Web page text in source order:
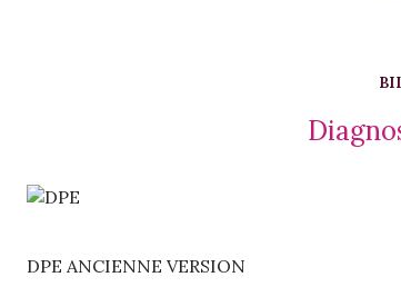
La villa dispose d'emplacements de
entièrement clôturé et fermé par un
LIVRAISON DERNIER TRIMESTRE 2025.
DPE ANCIENNE VERSION